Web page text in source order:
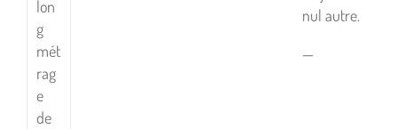
lon
g
mét
rag
e
de
nul autre.
—